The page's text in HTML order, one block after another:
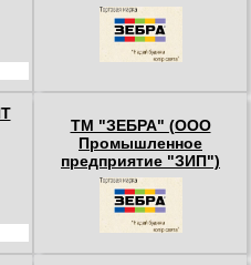
ТМ "ЗЕБРА" (ООО
Промышленное
предприятие "ЗИП")